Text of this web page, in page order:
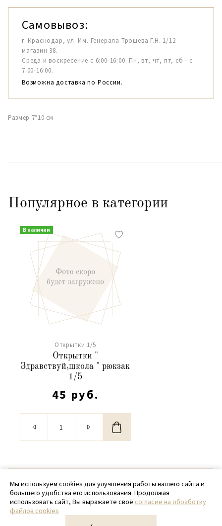
Самовывоз:
г. Краснодар, ул. Им. Генерала Трошева Г.Н. 1/12
магазин 38.
Среда и воскресение с 6:00-16:00. Пн, вт, чт, пт, сб - с
7:00-16:00.
Возможна доставка по России.
Размер 7*10 см
Популярное в категории
В наличии
Открытки 1/5
Открытки "
Здравствуй,школа " рюкзак
1/5
45 руб.
© 2020 - 2026 SamPack
+ 7 (918) 699-97-87
zakaz@sampack.store
Мы используем cookies для улучшения работы нашего сайта и
большего удобства его использования. Продолжая
использовать сайт, Вы выражаете своё согласие на обработку
файлов cookies